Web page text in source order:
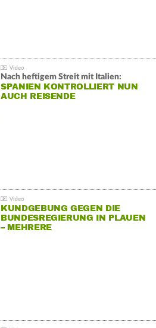
Nach heftigem Streit mit Italien:
SPANIEN KONTROLLIERT NUN
AUCH REISENDE
KUNDGEBUNG GEGEN DIE
BUNDESREGIERUNG IN PLAUEN
– MEHRERE